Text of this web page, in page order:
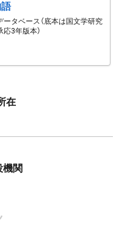
ータベース（底本は国文学研究
3年版本）
在
機関